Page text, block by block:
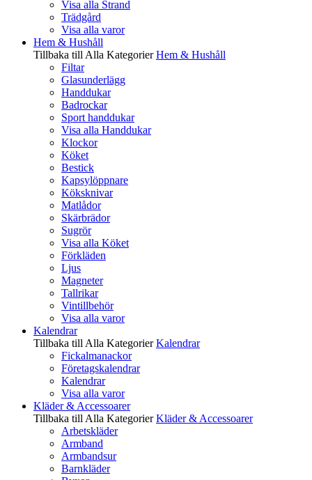
Visa alla Strand
Trädgård
Visa alla varor
Hem & Hushåll
Tillbaka till Alla Kategorier Hem & Hushåll
Filtar
Glasunderlägg
Handdukar
Badrockar
Sport handdukar
Visa alla Handdukar
Klockor
Köket
Bestick
Kapsylöppnare
Köksknivar
Matlådor
Skärbrädor
Sugrör
Visa alla Köket
Förkläden
Ljus
Magneter
Tallrikar
Vintillbehör
Visa alla varor
Kalendrar
Tillbaka till Alla Kategorier Kalendrar
Fickalmanackor
Företagskalendrar
Kalendrar
Visa alla varor
Kläder & Accessoarer
Tillbaka till Alla Kategorier Kläder & Accessoarer
Arbetskläder
Armband
Armbandsur
Barnkläder